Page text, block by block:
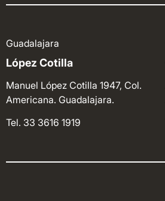
Guadalajara
López Cotilla
Manuel López Cotilla 1947, Col.
Americana. Guadalajara.
Tel. 33 3616 1919